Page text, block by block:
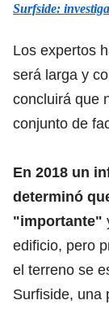
Surfside:
Los expertos
será larga y
concluirá que
conjunto de
En 2018 un
determinó
"importante"
edificio, pero
el terreno se
Surfiside, una